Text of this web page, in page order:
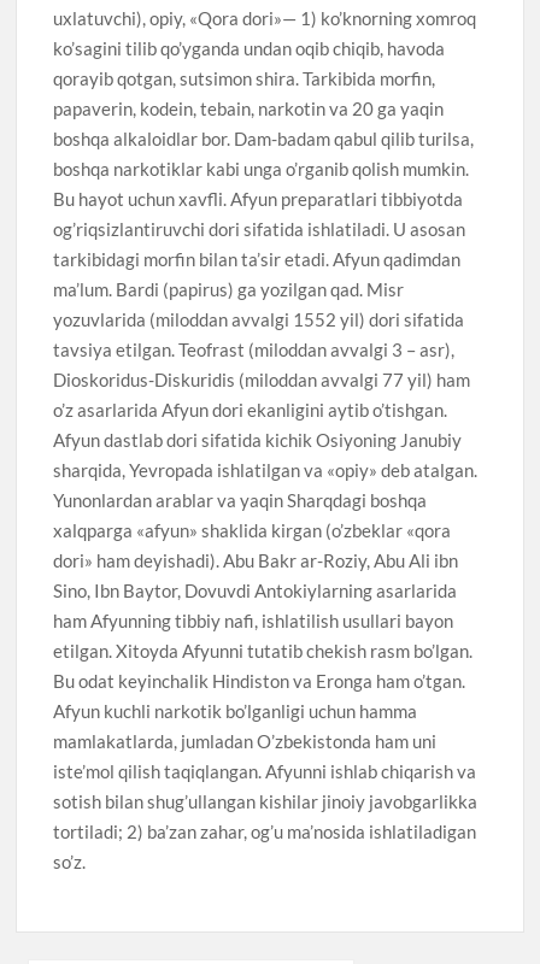
uxlatuvchi), opiy, «Qora dori»— 1) ko’knorning xomroq
ko’sagini tilib qo’yganda undan oqib chiqib, havoda
qorayib qotgan, sutsimon shira. Tarkibida morfin,
papaverin, kodein, tebain, narkotin va 20 ga yaqin
boshqa alkaloidlar bor. Dam-badam qabul qilib turilsa,
boshqa narkotiklar kabi unga o’rganib qolish mumkin.
Bu hayot uchun xavfli. Afyun preparatlari tibbiyotda
og’riqsizlantiruvchi dori sifatida ishlatiladi. U asosan
tarkibidagi morfin bilan ta’sir etadi. Afyun qadimdan
ma’lum. Bardi (papirus) ga yozilgan qad. Misr
yozuvlarida (miloddan avvalgi 1552 yil) dori sifatida
tavsiya etilgan. Teofrast (miloddan avvalgi 3 – asr),
Dioskoridus-Diskuridis (miloddan avvalgi 77 yil) ham
o’z asarlarida Afyun dori ekanligini aytib o’tishgan.
Afyun dastlab dori sifatida kichik Osiyoning Janubiy
sharqida, Yevropada ishlatilgan va «opiy» deb atalgan.
Yunonlardan arablar va yaqin Sharqdagi boshqa
xalqparga «afyun» shaklida kirgan (o’zbeklar «qora
dori» ham deyishadi). Abu Bakr ar-Roziy, Abu Ali ibn
Sino, Ibn Baytor, Dovuvdi Antokiylarning asarlarida
ham Afyunning tibbiy nafi, ishlatilish usullari bayon
etilgan. Xitoyda Afyunni tutatib chekish rasm bo’lgan.
Bu odat keyinchalik Hindiston va Eronga ham o’tgan.
Afyun kuchli narkotik bo’lganligi uchun hamma
mamlakatlarda, jumladan O’zbekistonda ham uni
iste’mol qilish taqiqlangan. Afyunni ishlab chiqarish va
sotish bilan shug’ullangan kishilar jinoiy javobgarlikka
tortiladi; 2) ba’zan zahar, og’u ma’nosida ishlatiladigan
so’z.